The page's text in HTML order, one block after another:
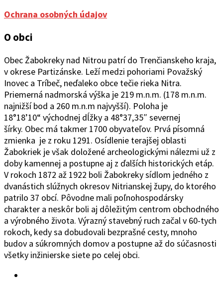
Ochrana osobných údajov
O obci
Obec Žabokreky nad Nitrou patrí do Trenčianskeho kraja,
v okrese Partizánske. Leží medzi pohoriami Považský
Inovec a Tríbeč, neďaleko obce tečie rieka Nitra.
Priemerná nadmorská výška je 219 m.n.m. (178 m.n.m.
najnižší bod a 260 m.n.m najvyšší). Poloha je
18°18’10“ východnej dĺžky a 48°37‚35″ severnej
šírky. Obec má takmer 1700 obyvateľov. Prvá písomná
zmienka je z roku 1291. Osídlenie terajšej oblasti
Žabokriek je však doložené archeologickými nálezmi už z
doby kamennej a postupne aj z ďalších historických etáp.
V rokoch 1872 až 1922 boli Žabokreky sídlom jedného z
dvanástich slúžnych okresov Nitrianskej župy, do ktorého
patrilo 37 obcí. Pôvodne mali poľnohospodársky
charakter a neskôr boli aj dôležitým centrom obchodného
a výrobného života. Výrazný stavebný ruch začal v 60-tych
rokoch, kedy sa dobudovali bezprašné cesty, mnoho
budov a súkromných domov a postupne až do súčasnosti
všetky inžinierske siete po celej obci.